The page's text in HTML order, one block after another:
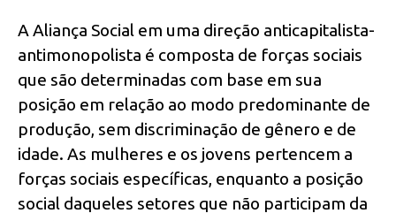
A Aliança Social em uma direção anticapitalista-
antimonopolista é composta de forças sociais
que são determinadas com base em sua
posição em relação ao modo predominante de
produção, sem discriminação de gênero e de
idade. As mulheres e os jovens pertencem a
forças sociais específicas, enquanto a posição
social daqueles setores que não participam da